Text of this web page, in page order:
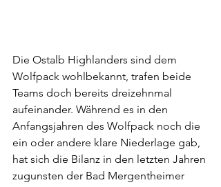
Die Ostalb Highlanders sind dem
Wolfpack wohlbekannt, trafen beide
Teams doch bereits dreizehnmal
aufeinander. Während es in den
Anfangsjahren des Wolfpack noch die
ein oder andere klare Niederlage gab,
hat sich die Bilanz in den letzten Jahren
zugunsten der Bad Mergentheimer